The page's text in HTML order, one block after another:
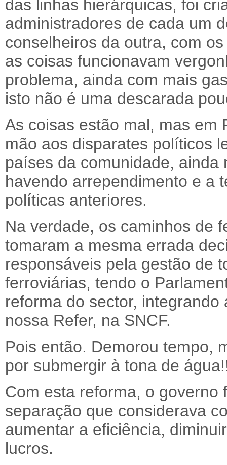
das linhas hierárquicas, foi
administradores de cada um
conselheiros da outra, com
as coisas funcionavam
problema, ainda com mais
isto não é uma descarada
As coisas estão mal, mas em
mão aos disparates políticos
países da comunidade,
havendo arrependimento e a
políticas anteriores.
Na verdade, os caminhos de
tomaram a mesma errada
responsáveis pela gestão de
ferroviárias, tendo o
reforma do sector,
nossa Refer, na SNCF.
Pois então. Demorou tempo,
por submergir à tona de
Com esta reforma, o governo
separação que considerava
aumentar a eficiência,
lucros.